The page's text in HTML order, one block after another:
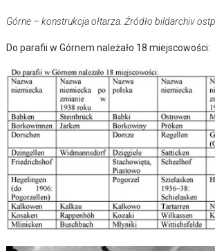
Górne – konstrukcja ołtarza. Źródło bildarchiv
Do parafii w Górnem należało 18 miejscowości: